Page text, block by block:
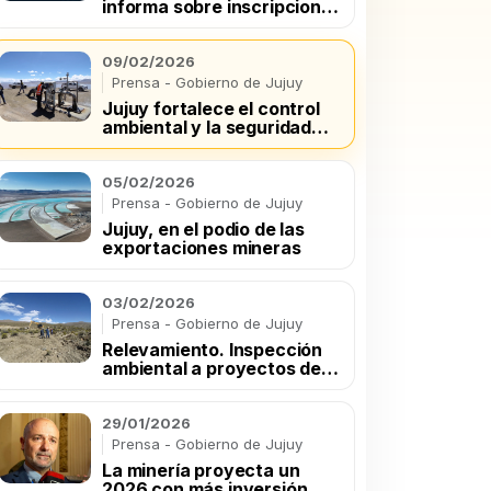
05/02/2026
en el podio de las
2025, la provincia operó un volumen de 953 millones de
el gobernador Carlos Sadir. Jujuy concentró el
nacional de exportaciones mineras.
Leer noticia
informa sobre inscripciones
productores mineros
09/02/2026
Prensa - Gobierno de Jujuy
Jujuy fortalece el control
ambiental y la seguridad
jurídica en proyectos de
litio
05/02/2026
Prensa - Gobierno de Jujuy
Jujuy, en el podio de las
exportaciones mineras
03/02/2026
Prensa - Gobierno de Jujuy
Relevamiento. Inspección
ambiental a proyectos de
29/01/2026
Prensa - Gobierno de Jujuy
La minería proyecta un